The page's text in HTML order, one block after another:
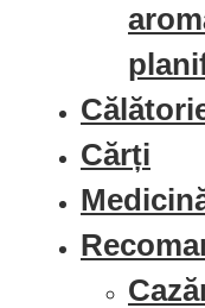
Cărți